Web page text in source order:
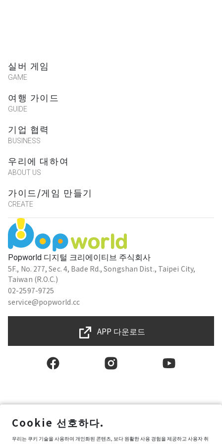
Popworld 디지털 크리에이티브 주식회사
5F., No. 277, Sec. 4, Bade Rd., Songshan Dist., Taipei City,
Taiwan (R.O.C.)
02-2597-9725
service@popworld.cc
실버 게임
GAME
여행 가이드
GUIDE
기업 협력
BUSINESS
우리에 대하여
ABOUT US
가이드/게임 만들기
CREATE
APP 다운로드
사용자권한계약
Cookie 선호하다.
우리는 쿠키 기술을 사용하여 개인화된 콘텐츠, 보다 원활한 사용 경험을 제공하고 사용자 취